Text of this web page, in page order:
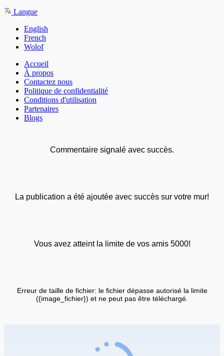
Langue
English
French
Wolof
Accueil
À propos
Contactez nous
Politique de confidentialité
Conditions d'utilisation
Partenaires
Blogs
Commentaire signalé avec succès.
La publication a été ajoutée avec succès sur votre mur!
Vous avez atteint la limite de vos amis 5000!
Erreur de taille de fichier: le fichier dépasse autorisé la limite
({image_fichier}) et ne peut pas être téléchargé.